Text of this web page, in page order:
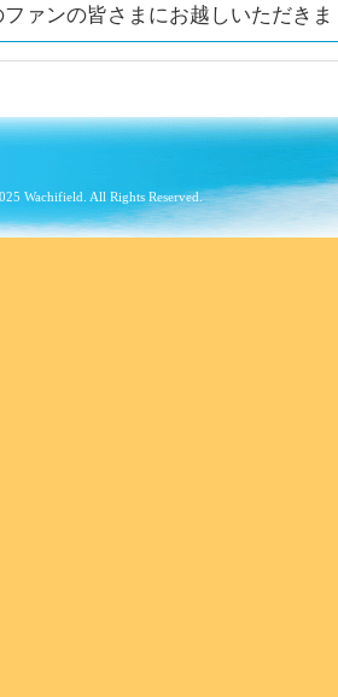
ファンの皆さまにお越しいただき
Wachifield. All Rights Reserved.